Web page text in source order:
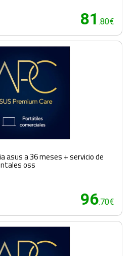
81 .80€
asus a 36 meses + servicio de
oss
96.70€